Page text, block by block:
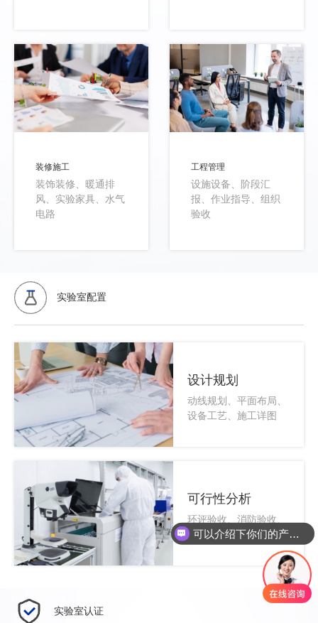
装修施工
装饰装修、暖通排
风、实验家具、水气
电路
工程管理
设施设备、阶段汇
报、作业指导、组织
验收
实验室配置
设计规划
动线规划、平面布局、
设备工艺、施工详图
可行性分析
环评验收、消防验收、
设施配套、场地条件
实验室认证
可以介绍下你们的产品么